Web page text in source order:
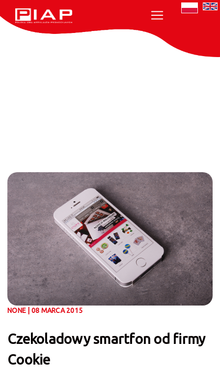
NONE | 08 MARCA 2015
Czekoladowy smartfon od firmy
Cookie